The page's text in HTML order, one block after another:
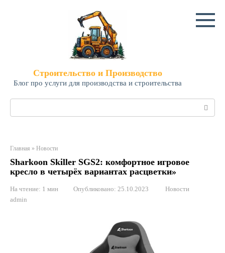
Строительство и Производство
Блог про услуги для производства и строительства
Главная » Новости
Sharkoon Skiller SGS2: комфортное игровое
кресло в четырёх вариантах расцветки»
На чтение: 1 мин Опубликовано: 25.10.2023
Новости
admin